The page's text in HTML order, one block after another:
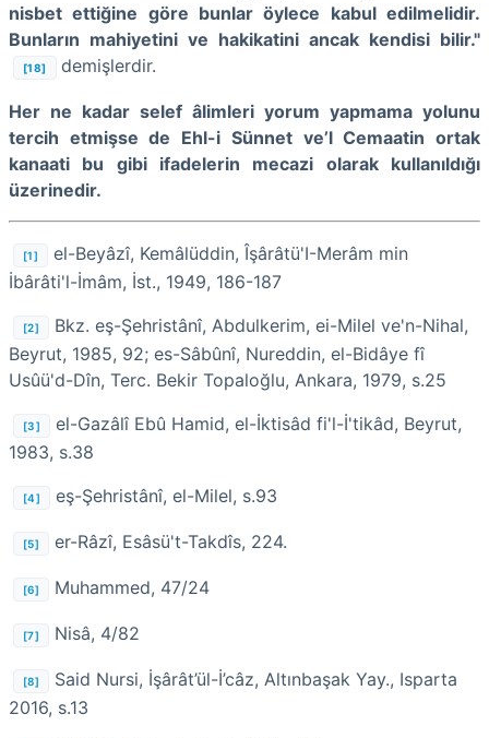
nisbet ettiğine göre bunlar öylece kabul edilmelidir.
Bunların mahiyetini ve hakikatini ancak kendisi bilir."
[18] demişlerdir.
Her ne kadar selef âlimleri yorum yapmama yolunu
tercih etmişse de Ehl-i Sünnet ve’l Cemaatin ortak
kanaati bu gibi ifadelerin mecazi olarak kullanıldığı
üzerinedir.
[1]
el-Beyâzî, Kemâlüddin, Îşârâtü'I-Merâm min
İbârâti'l-İmâm, İst., 1949, 186-187
[2]
Bkz. eş-Şehristânî, Abdulkerim, ei-Milel ve'n-Nihal,
Beyrut, 1985, 92; es-Sâbûnî, Nureddin, el-Bidâye fî
Usûü'd-Dîn, Terc. Bekir Topaloğlu, Ankara, 1979, s.25
[3]
el-Gazâlî Ebû Hamid, el-İktisâd fi'l-İ'tikâd, Beyrut,
1983, s.38
[4] eş-Şehristânî, el-Milel, s.93
[5] er-Râzî, Esâsü't-Takdîs, 224.
[6] Muhammed, 47/24
[7] Nisâ, 4/82
[8]
Said Nursi, İşârât’ül-İ’câz, Altınbaşak Yay., Isparta
2016, s.13